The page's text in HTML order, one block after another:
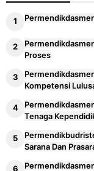
Proses
Kompetensi
Tenaga
Sarana Dan